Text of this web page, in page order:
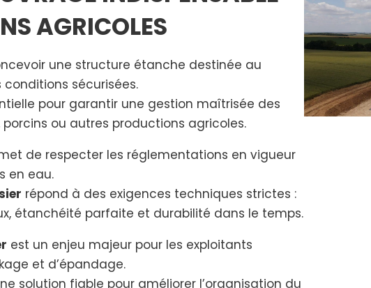
AGRICOLES
une structure étanche destinée au
sécurisées.
pour garantir une gestion maîtrisée des
ou autres productions agricoles.
de respecter les réglementations en vigueur
en eau.
répond à des exigences techniques strictes :
étanchéité parfaite et durabilité dans le temps.
est un enjeu majeur pour les exploitants
et d’épandage.
solution fiable pour améliorer l’organisation du